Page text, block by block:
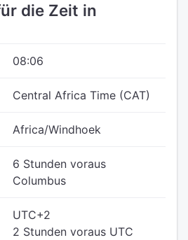
die Zeit in
08:06
Central Africa Time (CAT)
Africa/Windhoek
6 Stunden voraus
Columbus
UTC+2
2 Stunden voraus UTC